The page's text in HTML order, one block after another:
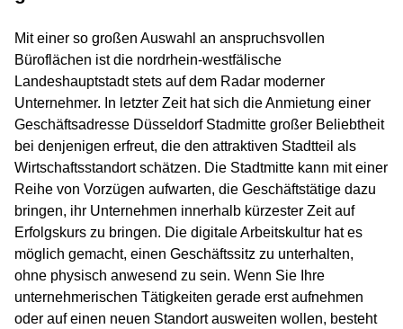
Mit einer so großen Auswahl an anspruchsvollen
Büroflächen ist die nordrhein-westfälische
Landeshauptstadt stets auf dem Radar moderner
Unternehmer. In letzter Zeit hat sich die Anmietung einer
Geschäftsadresse Düsseldorf Stadmitte großer Beliebtheit
bei denjenigen erfreut, die den attraktiven Stadtteil als
Wirtschaftsstandort schätzen. Die Stadtmitte kann mit einer
Reihe von Vorzügen aufwarten, die Geschäftstätige dazu
bringen, ihr Unternehmen innerhalb kürzester Zeit auf
Erfolgskurs zu bringen. Die digitale Arbeitskultur hat es
möglich gemacht, einen Geschäftssitz zu unterhalten,
ohne physisch anwesend zu sein. Wenn Sie Ihre
unternehmerischen Tätigkeiten gerade erst aufnehmen
oder auf einen neuen Standort ausweiten wollen, besteht